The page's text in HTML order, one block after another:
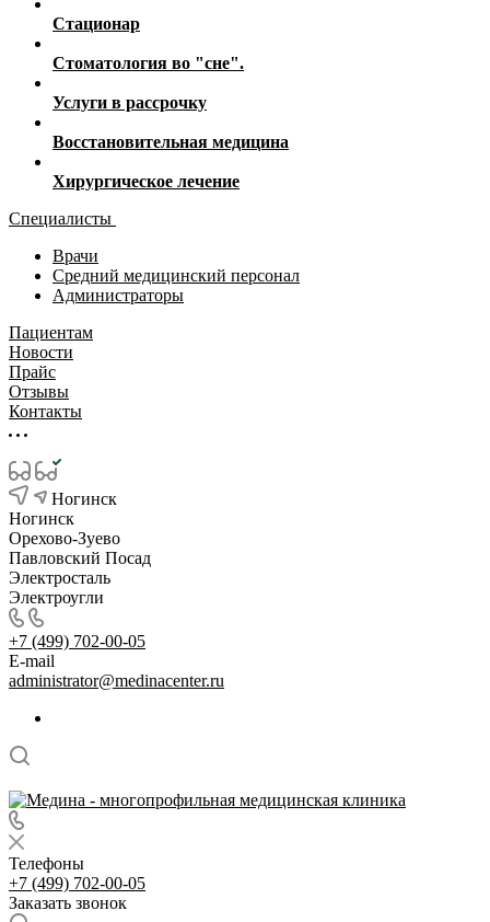
Стационар
Стоматология во "сне".
Услуги в рассрочку
Восстановительная медицина
Хирургическое лечение
Специалисты
Врачи
Средний медицинский персонал
Администраторы
Пациентам
Новости
Прайс
Отзывы
Контакты
Ногинск
Ногинск
Орехово-Зуево
Павловский Посад
Электросталь
Электроугли
+7 (499) 702-00-05
E-mail
administrator@medinacenter.ru
Телефоны
+7 (499) 702-00-05
Заказать звонок